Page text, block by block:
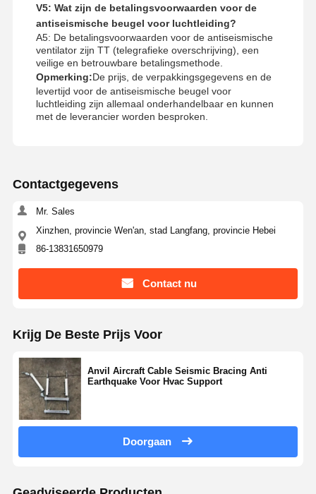
V5: Wat zijn de betalingsvoorwaarden voor de
antiseismische beugel voor luchtleiding?
A5: De betalingsvoorwaarden voor de antiseismische
ventilator zijn TT (telegrafieke overschrijving), een
veilige en betrouwbare betalingsmethode.
Opmerking:De prijs, de verpakkingsgegevens en de
levertijd voor de antiseismische beugel voor
luchtleiding zijn allemaal onderhandelbaar en kunnen
met de leverancier worden besproken.
Contactgegevens
Mr. Sales
Xinzhen, provincie Wen'an, stad Langfang, provincie Hebei
86-13831650979
Contact nu
Krijg De Beste Prijs Voor
Anvil Aircraft Cable Seismic Bracing Anti
Earthquake Voor Hvac Support
Doorgaan